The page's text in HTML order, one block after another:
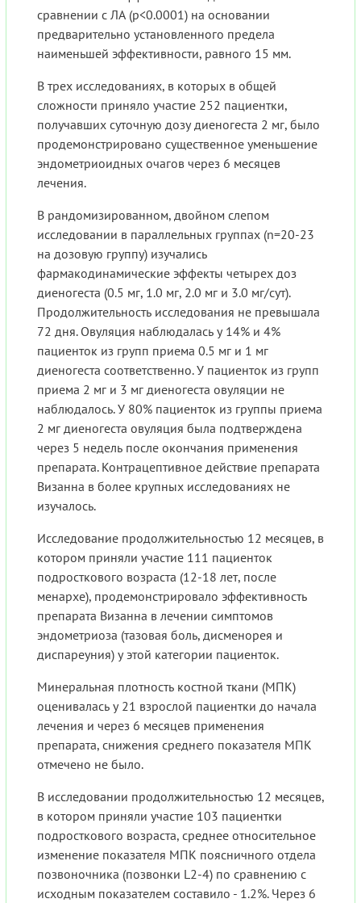
сравнении с ЛА (p<0.0001) на основании
предварительно установленного предела
наименьшей эффективности, равного 15 мм.
В трех исследованиях, в которых в общей
сложности приняло участие 252 пациентки,
получавших суточную дозу диеногеста 2 мг, было
продемонстрировано существенное уменьшение
эндометриоидных очагов через 6 месяцев
лечения.
В рандомизированном, двойном слепом
исследовании в параллельных группах (n=20-23
на дозовую группу) изучались
фармакодинамические эффекты четырех доз
диеногеста (0.5 мг, 1.0 мг, 2.0 мг и 3.0 мг/сут).
Продолжительность исследования не превышала
72 дня. Овуляция наблюдалась у 14% и 4%
пациенток из групп приема 0.5 мг и 1 мг
диеногеста соответственно. У пациенток из групп
приема 2 мг и 3 мг диеногеста овуляции не
наблюдалось. У 80% пациенток из группы приема
2 мг диеногеста овуляция была подтверждена
через 5 недель после окончания применения
препарата. Контрацептивное действие препарата
Визанна в более крупных исследованиях не
изучалось.
Исследование продолжительностью 12 месяцев, в
котором приняли участие 111 пациенток
подросткового возраста (12-18 лет, после
менархе), продемонстрировало эффективность
препарата Визанна в лечении симптомов
эндометриоза (тазовая боль, дисменорея и
диспареуния) у этой категории пациенток.
Минеральная плотность костной ткани (МПК)
оценивалась у 21 взрослой пациентки до начала
лечения и через 6 месяцев применения
препарата, снижения среднего показателя МПК
отмечено не было.
В исследовании продолжительностью 12 месяцев,
в котором приняли участие 103 пациентки
подросткового возраста, среднее относительное
изменение показателя МПК поясничного отдела
позвоночника (позвонки L2-4) по сравнению с
исходным показателем составило - 1.2%. Через 6